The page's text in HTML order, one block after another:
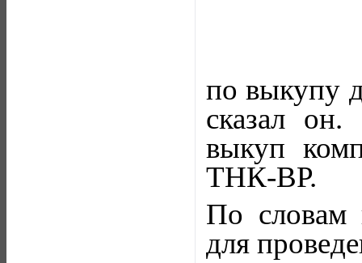
по выкупу
сказал
выкуп
ТНК-ВР.
По словам
для